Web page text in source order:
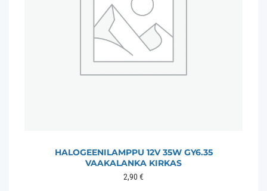
HALOGEENILAMPPU 12V 35W GY6.35
VAAKALANKA KIRKAS
2,90€